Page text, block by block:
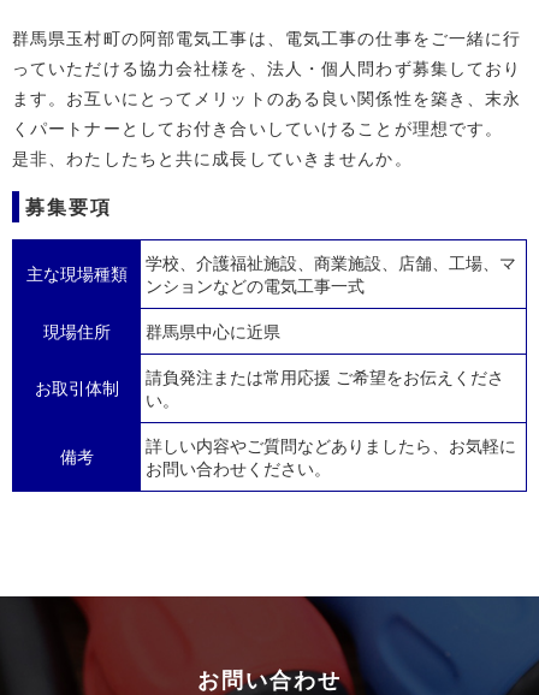
群馬県玉村町の阿部電気工事は、電気工事の仕事をご一緒に行
っていただける協力会社様を、法人・個人問わず募集しており
ます。お互いにとってメリットのある良い関係性を築き、末永
くパートナーとしてお付き合いしていけることが理想です。
是非、わたしたちと共に成長していきませんか。
募集要項
主な現場種類
学校、介護福祉施設、商業施設、店舗、工場、マ
ンションなどの電気工事一式
現場住所 群馬県中心に近県
お取引体制
請負発注または常用応援 ご希望をお伝えくださ
い。
備考
詳しい内容やご質問などありましたら、お気軽に
お問い合わせください。
お問い合わせ